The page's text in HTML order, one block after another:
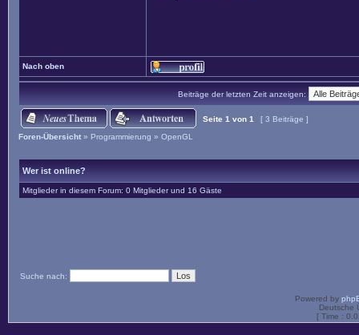
Nach oben
Beiträge der letzten Zeit anzeigen:
Seite 1 von 1
[ 3 Beiträge ]
Foren-Übersicht » Programmierung » OpenGL
Wer ist online?
Mitglieder in diesem Forum: 0 Mitglieder und 16 Gäste
Suche nach:
Powered by
Deutsche
[ Time :